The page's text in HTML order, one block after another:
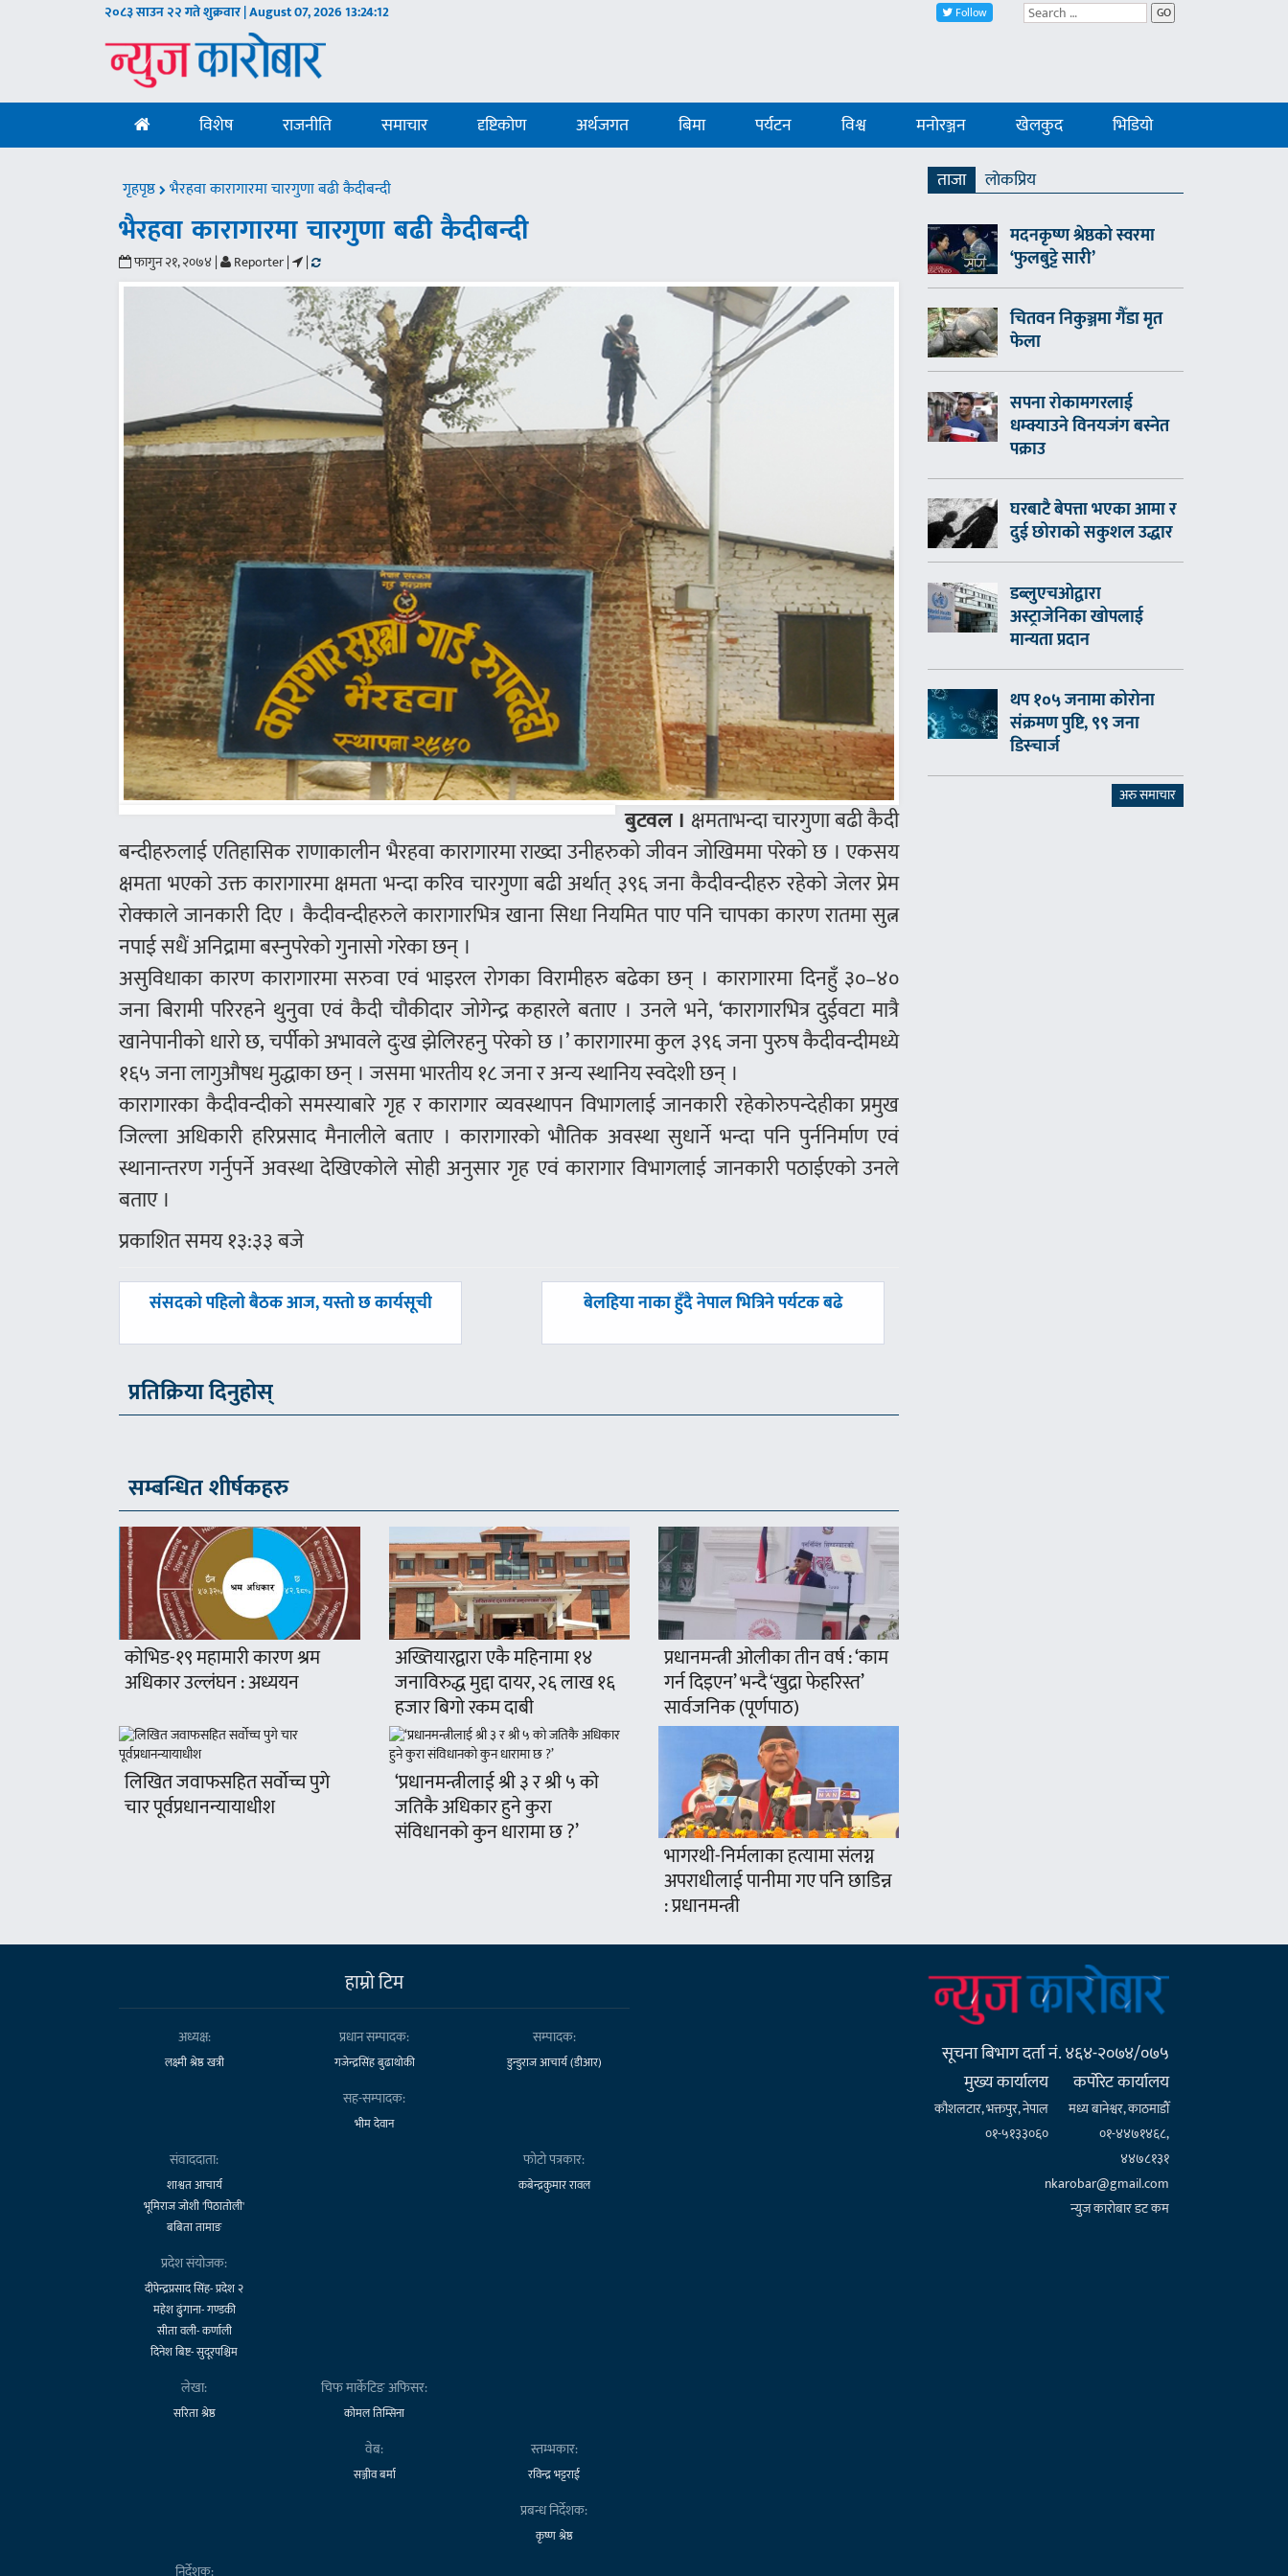
२०८३ साउन २२ गते शुक्रवार | August 07, 202613:24:13 Follow GO
विशेष राजनीति समाचार दृष्टिकोण अर्थजगत बिमा पर्यटन विश्व मनोरञ्जन खेलकुद भिडियो
गृहपृष्ठ भैरहवा कारागारमा चारगुणा बढी कैदीबन्दी
भैरहवा कारागारमा चारगुणा बढी कैदीबन्दी
फागुन २१, २०७४ | Reporter | |
बुटवल । क्षमताभन्दा चारगुणा बढी कैदी
बन्दीहरुलाई एतिहासिक राणाकालीन भैरहवा कारागारमा राख्दा उनीहरुको जीवन जोखिममा परेको छ । एकसय
क्षमता भएको उक्त कारागारमा क्षमता भन्दा करिव चारगुणा बढी अर्थात् ३९६ जना कैदीवन्दीहरु रहेको जेलर प्रेम
रोक्काले जानकारी दिए । कैदीवन्दीहरुले कारागारभित्र खाना सिधा नियमित पाए पनि चापका कारण रातमा सुत्न
नपाई सधैं अनिद्रामा बस्नुपरेको गुनासो गरेका छन् ।
असुविधाका कारण कारागारमा सरुवा एवं भाइरल रोगका विरामीहरु बढेका छन् । कारागारमा दिनहुँ ३०–४०
जना बिरामी परिरहने थुनुवा एवं कैदी चौकीदार जोगेन्द्र कहारले बताए । उनले भने, ‘कारागारभित्र दुईवटा मात्रै
खानेपानीको धारो छ, चर्पीको अभावले दुःख झेलिरहनु परेको छ ।’ कारागारमा कुल ३९६ जना पुरुष कैदीवन्दीमध्ये
१६५ जना लागुऔषध मुद्धाका छन् । जसमा भारतीय १८ जना र अन्य स्थानिय स्वदेशी छन् ।
कारागारका कैदीवन्दीको समस्याबारे गृह र कारागार व्यवस्थापन विभागलाई जानकारी रहेकोरुपन्देहीका प्रमुख
जिल्ला अधिकारी हरिप्रसाद मैनालीले बताए । कारागारको भौतिक अवस्था सुधार्ने भन्दा पनि पुर्ननिर्माण एवं
स्थानान्तरण गर्नुपर्ने अवस्था देखिएकोले सोही अनुसार गृह एवं कारागार विभागलाई जानकारी पठाईएको उनले
बताए ।
प्रकाशित समय १३:३३ बजे
पछिल्लाे
संसदको पहिलो बैठक आज, यस्तो छ कार्यसूची
अघिल्लाे
बेलहिया नाका हुँदै नेपाल भित्रिने पर्यटक बढे
प्रतिक्रिया दिनुहोस्
सम्बन्धित शीर्षकहरु
कोभिड-१९ महामारी कारण श्रम
अधिकार उल्लंघन : अध्ययन
अख्तियारद्वारा एकै महिनामा १४
जनाविरुद्ध मुद्दा दायर, २६ लाख १६
हजार बिगो रकम दाबी
प्रधानमन्त्री ओलीका तीन वर्ष : ‘काम
गर्न दिइएन’ भन्दै ‘खुद्रा फेहरिस्त’
सार्वजनिक (पूर्णपाठ)
लिखित जवाफसहित सर्वोच्च पुगे
चार पूर्वप्रधानन्यायाधीश
‘प्रधानमन्त्रीलाई श्री ३ र श्री ५ को
जतिकै अधिकार हुने कुरा
संविधानको कुन धारामा छ ?’
भागरथी-निर्मलाका हत्यामा संलग्न
अपराधीलाई पानीमा गए पनि छाडिन्न
: प्रधानमन्त्री
ताजा
लाेकप्रिय
मदनकृष्ण श्रेष्ठको स्वरमा
‘फुलबुट्टे सारी’
चितवन निकुञ्जमा गैँडा मृत
फेला
सपना रोकामगरलाई
धम्क्याउने विनयजंग बस्नेत
पक्राउ
घरबाटै बेपत्ता भएका आमा र
दुई छोराको सकुशल उद्धार
डब्लुएचओद्वारा
अस्ट्राजेनिका खोपलाई
मान्यता प्रदान
थप १०५ जनामा कोरोना
संक्रमण पुष्टि, ९९ जना
डिस्चार्ज
अरु समाचार
हाम्राे टिम
अध्यक्ष:
लक्ष्मी श्रेष्ठ खत्री
प्रधान सम्पादक:
गजेन्द्रसिंह बुढाथोकी
सम्पादक:
डुन्डुराज आचार्य (डीआर)
सह-सम्पादक:
भीम देवान
संवाददाता:
शाश्वत आचार्य
भूमिराज जोशी 'पिठातोली'
बबिता तामाङ
फोटो पत्रकार:
कबेन्द्रकुमार रावल
प्रदेश संयोजक:
दीपेन्द्रप्रसाद सिंह- प्रदेश २
महेश ढुंगाना- गण्डकी
सीता वली- कर्णाली
दिनेश बिष्ट- सुदूरपश्चिम
लेखा:
सरिता श्रेष्ठ
चिफ मार्केटिङ अफिसर:
कोमल तिम्सिना
वेब:
सञ्जीव बर्मा
स्तम्भकार:
रविन्द्र भट्टराई
प्रबन्ध निर्देशक:
कृष्ण श्रेष्ठ
सूचना बिभाग दर्ता नं. ४६४-२०७४/०७५
मुख्य कार्यालय
कौशलटार, भक्तपुर, नेपाल
०१-५१३३०६०
कर्पाेरेट कार्यालय
मध्य बानेश्वर, काठमाडौँ
०१-४४७१४६८,
४४७८१३१
nkarobar@gmail.com
न्युज कारोबार डट कम